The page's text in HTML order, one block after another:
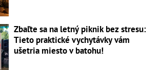
Zbaľte sa na letný piknik bez stresu:
Tieto praktické vychytávky vám
ušetria miesto v batohu!